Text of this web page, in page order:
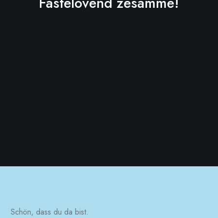
Schön, dass du da bist.